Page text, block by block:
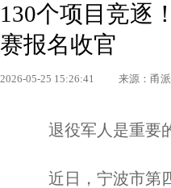
130个项目竞逐
赛报名收官
2026-05-25 15:26:41 来源：甬
退役军人是重要的
近日，宁波市第四